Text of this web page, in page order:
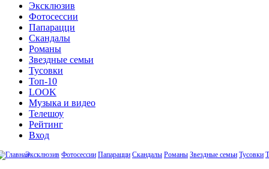
Эксклюзив
Фотосессии
Папарацци
Скандалы
Романы
Звездные семьи
Тусовки
Топ-10
LOOK
Музыка и видео
Телешоу
Рейтинг
Вход
Эксклюзив Фотосессии Папарацци Скандалы Романы Звездные семьи Тусовки